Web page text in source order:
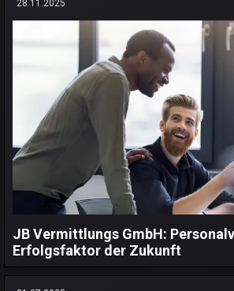
28.11.2025
JB Vermittlungs GmbH:
Erfolgsfaktor der Zukunft